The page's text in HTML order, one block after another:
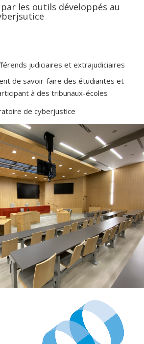
les outils développés au
judiciaires et extrajudiciaires
de savoir-faire des étudiantes et
à des tribunaux-écoles
de cyberjustice